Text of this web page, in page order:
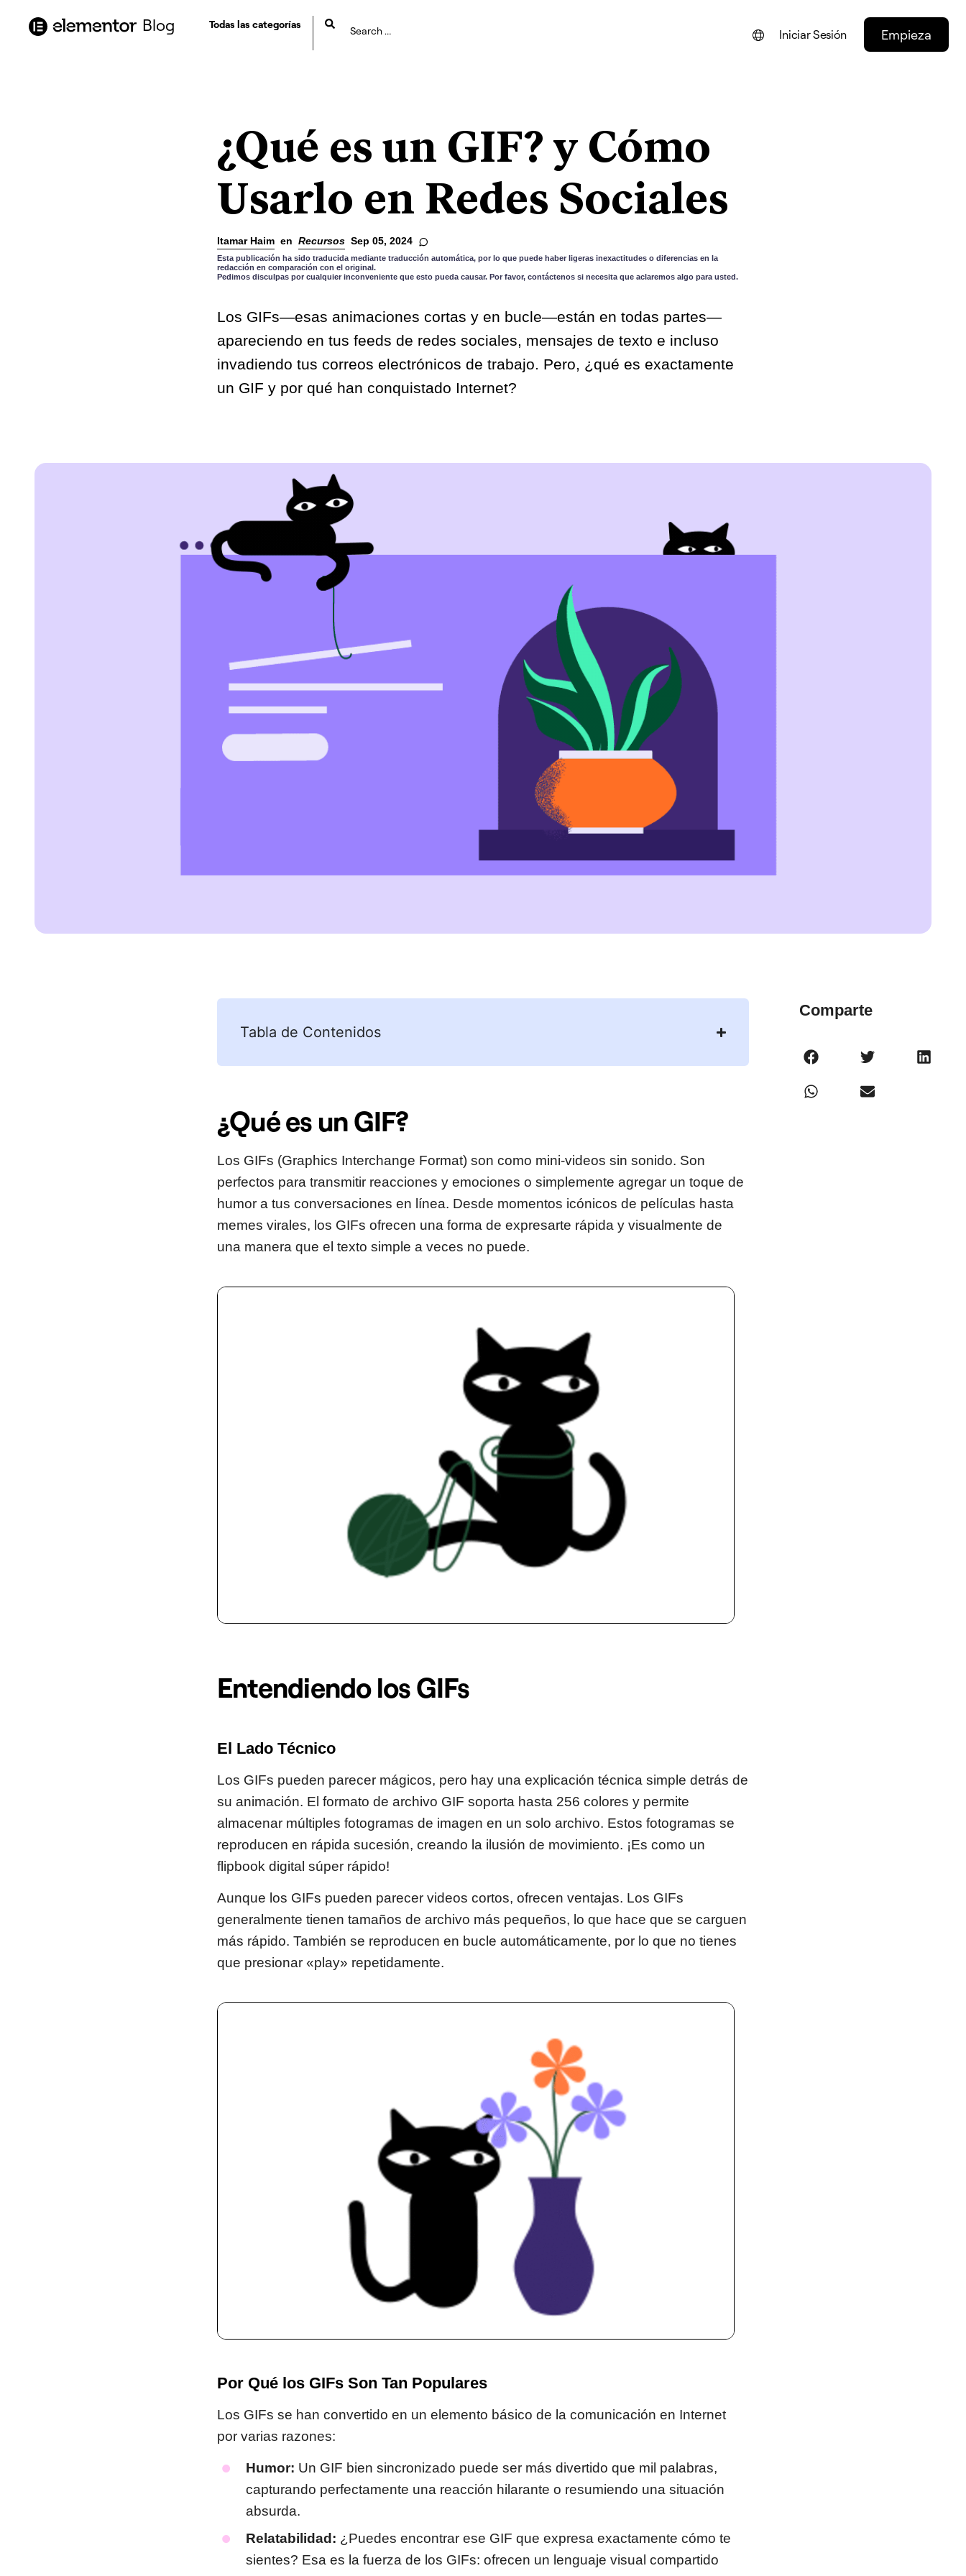
Blog Todas las categorías
DEUTSCH
PORTUGUÊS
Iniciar Sesión Empieza
¿Qué es un GIF? y Cómo
Usarlo en Redes Sociales
Itamar Haim en Recursos Sep 05, 2024
Esta publicación ha sido traducida mediante traducción automática, por lo que puede haber ligeras inexactitudes o diferencias en la
redacción en comparación con el original.
Pedimos disculpas por cualquier inconveniente que esto pueda causar. Por favor, contáctenos si necesita que aclaremos algo para usted.
Los GIFs—esas animaciones cortas y en bucle—están en todas partes—
apareciendo en tus feeds de redes sociales, mensajes de texto e incluso
invadiendo tus correos electrónicos de trabajo. Pero, ¿qué es exactamente
un GIF y por qué han conquistado Internet?
Tabla de Contenidos
¿Qué es un GIF?
Los GIFs (Graphics Interchange Format) son como mini-videos sin sonido. Son
perfectos para transmitir reacciones y emociones o simplemente agregar un toque de
humor a tus conversaciones en línea. Desde momentos icónicos de películas hasta
memes virales, los GIFs ofrecen una forma de expresarte rápida y visualmente de
una manera que el texto simple a veces no puede.
Entendiendo los GIFs
El Lado Técnico
Los GIFs pueden parecer mágicos, pero hay una explicación técnica simple detrás de
su animación. El formato de archivo GIF soporta hasta 256 colores y permite
almacenar múltiples fotogramas de imagen en un solo archivo. Estos fotogramas se
reproducen en rápida sucesión, creando la ilusión de movimiento. ¡Es como un
flipbook digital súper rápido!
Aunque los GIFs pueden parecer videos cortos, ofrecen ventajas. Los GIFs
generalmente tienen tamaños de archivo más pequeños, lo que hace que se carguen
más rápido. También se reproducen en bucle automáticamente, por lo que no tienes
que presionar «play» repetidamente.
Por Qué los GIFs Son Tan Populares
Los GIFs se han convertido en un elemento básico de la comunicación en Internet
por varias razones:
Humor: Un GIF bien sincronizado puede ser más divertido que mil palabras,
capturando perfectamente una reacción hilarante o resumiendo una situación
absurda.
Relatabilidad: ¿Puedes encontrar ese GIF que expresa exactamente cómo te
sientes? Esa es la fuerza de los GIFs: ofrecen un lenguaje visual compartido
Comparte